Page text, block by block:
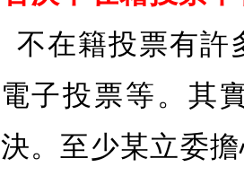
不在籍投票有許
電子投票等。其
決。至少某立委